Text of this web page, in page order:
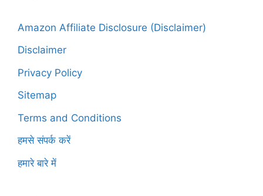
Amazon Affiliate Disclosure (Disclaimer)
Disclaimer
Privacy Policy
Sitemap
Terms and Conditions
हमसे संपर्क करें
हमारे बारे में